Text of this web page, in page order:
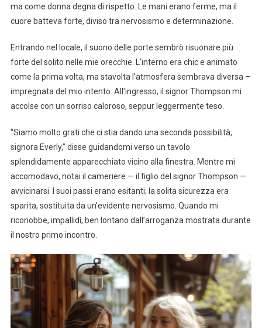
ma come donna degna di rispetto. Le mani erano ferme, ma il
cuore batteva forte, diviso tra nervosismo e determinazione.
Entrando nel locale, il suono delle porte sembrò risuonare più
forte del solito nelle mie orecchie. L’interno era chic e animato
come la prima volta, ma stavolta l’atmosfera sembrava diversa –
impregnata del mio intento. All’ingresso, il signor Thompson mi
accolse con un sorriso caloroso, seppur leggermente teso.
“Siamo molto grati che ci stia dando una seconda possibilità,
signora Everly,” disse guidandomi verso un tavolo
splendidamente apparecchiato vicino alla finestra. Mentre mi
accomodavo, notai il cameriere — il figlio del signor Thompson —
avvicinarsi. I suoi passi erano esitanti; la solita sicurezza era
sparita, sostituita da un’evidente nervosismo. Quando mi
riconobbe, impallidì, ben lontano dall’arroganza mostrata durante
il nostro primo incontro.